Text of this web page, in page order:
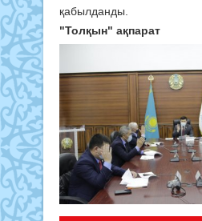
қабылданды.
"Толқын" ақпарат